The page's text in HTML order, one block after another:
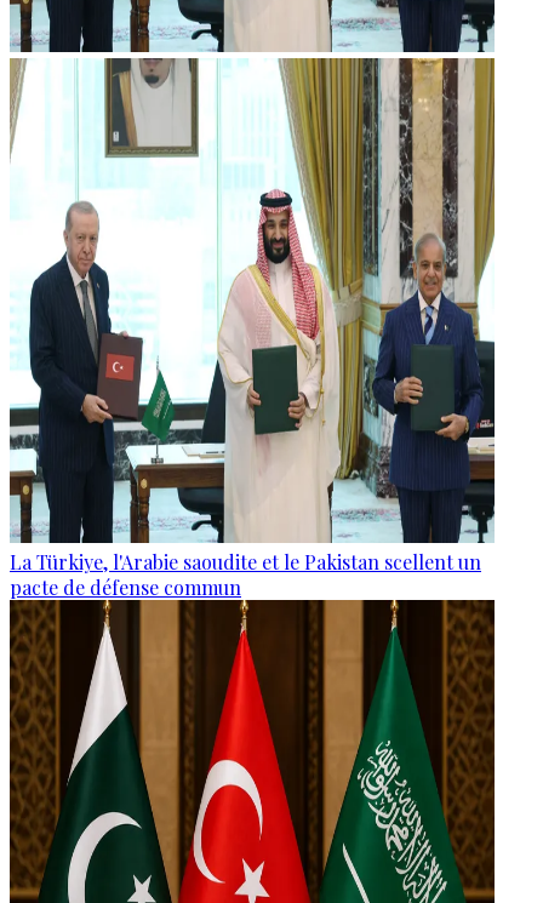
La Türkiye, l'Arabie saoudite et le Pakistan scellent un
pacte de défense commun